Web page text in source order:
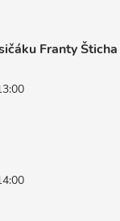
Franty Šticha